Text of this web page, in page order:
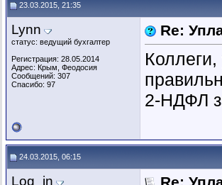
23.03.2015, 21:35
Lynn
статус: ведущий бухгалтер
Регистрация: 28.05.2014
Адрес: Крым, Феодосия
Сообщений: 307
Спасибо: 97
Re:
2-НДФЛ
24.03.2015, 06:15
Log_in